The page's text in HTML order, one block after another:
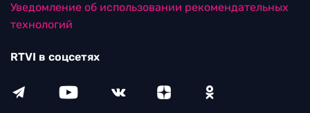
Уведомление об использовании рекомендательных
технологий
RTVI в соцсетях